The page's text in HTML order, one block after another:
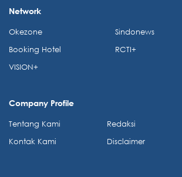
Network
Okezone
Booking Hotel
VISION+
Sindonews
RCTI+
Company Profile
Tentang Kami
Kontak Kami
Redaksi
Disclaimer